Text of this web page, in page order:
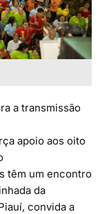
a transmissão
apoio aos oito
têm um encontro
da
convida a